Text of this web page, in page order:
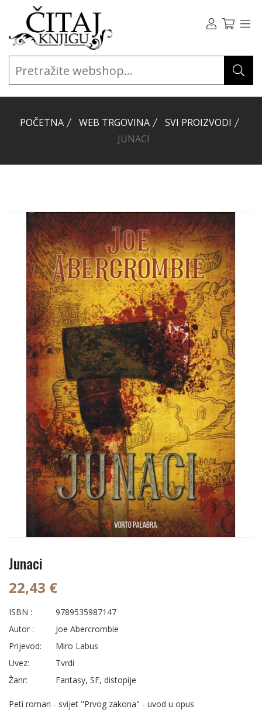
POČETNA WEB TRGOVINA
SVI PROIZVODI
JUNACI
Junaci
22,43 €
ISBN :
9789535987147
Autor :
Joe Abercrombie
Prijevod:
Miro Labus
Uvez:
Tvrdi
Žanr:
Fantasy, SF, distopije
Peti roman - svijet "Prvog zakona" - uvod u opus